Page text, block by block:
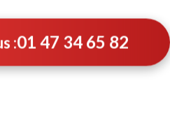
:01 47 34 65 82